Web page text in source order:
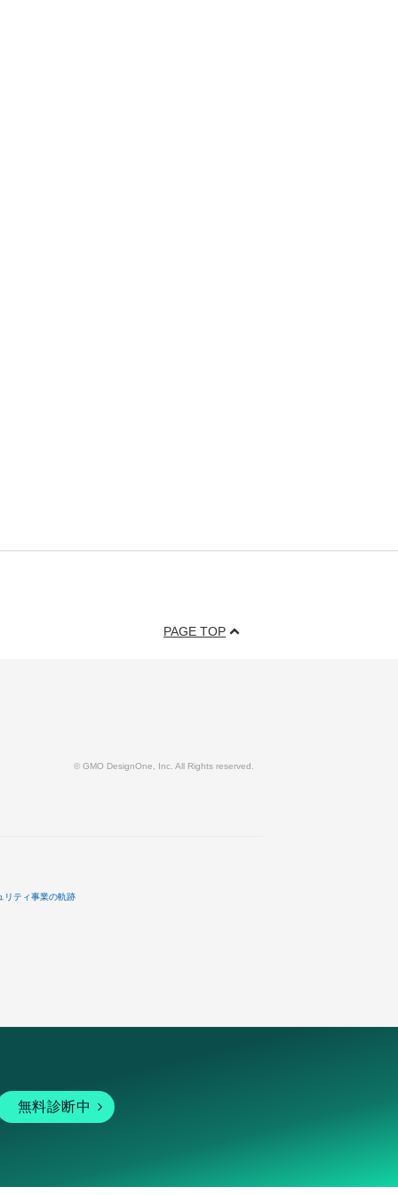
PAGE TOP
© GMO DesignOne, Inc. All Rights reserved.
リティ事業の軌跡
無料診断中